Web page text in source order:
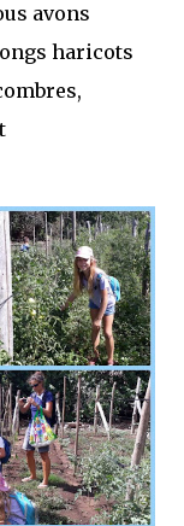
avons
haricots